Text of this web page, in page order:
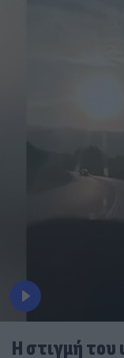
Η στιγμή του